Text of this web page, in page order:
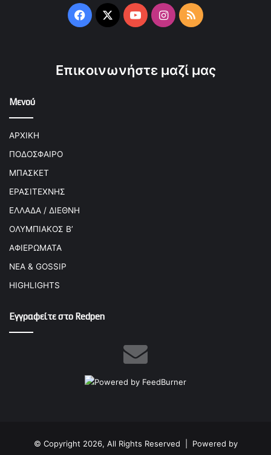
Facebook
X YouTubeInstagram
RSS
Επικοινωνήστε μαζί μας
Μενού
ΑΡΧΙΚΗ
ΠΟΔΟΣΦΑΙΡΟ
ΜΠΑΣΚΕΤ
ΕΡΑΣΙΤΕΧΝΗΣ
ΕΛΛΑΔΑ / ΔΙΕΘΝΗ
ΟΛΥΜΠΙΑΚΟΣ Β’
ΑΦΙΕΡΩΜΑΤΑ
ΝΕΑ & GOSSIP
HIGHLIGHTS
Εγγραφείτε στο Redpen
© Copyright 2026, All Rights Reserved | Powered by